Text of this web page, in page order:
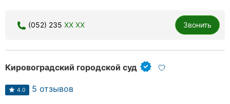
(052) 235 XX XX Звонить
Кировоградский городской суд
4.0 5 отзывов